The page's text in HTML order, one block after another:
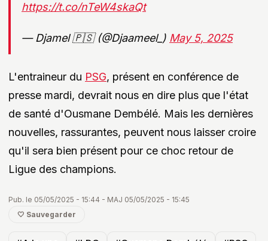
https://t.co/nTeW4skaQt
— Djamel 🇵🇸 (@Djaameel_) May 5, 2025
L'entraineur du PSG, présent en conférence de
presse mardi, devrait nous en dire plus que l'état
de santé d'Ousmane Dembélé. Mais les dernières
nouvelles, rassurantes, peuvent nous laisser croire
qu'il sera bien présent pour ce choc retour de
Ligue des champions.
Pub. le 05/05/2025 - 15:44 - MAJ 05/05/2025 - 15:45
🤍 Sauvegarder